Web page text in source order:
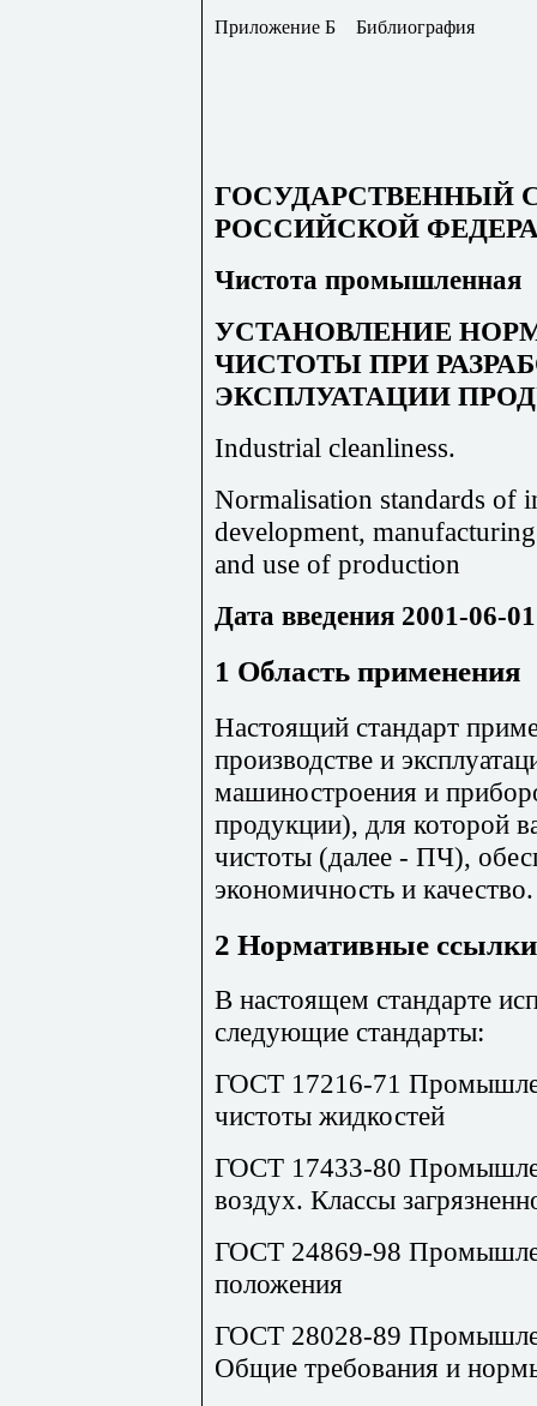
Приложение Б Библиография
ГОСУДАРСТВЕННЫЙ
РОССИЙСКОЙ
Чистота промышленная
УСТАНОВЛЕНИЕ
ЧИСТОТЫ ПРИ
ЭКСПЛУАТАЦИИ
Industrial cleanliness.
Normalisation standards of
development, manufacturing
and use of production
Дата введения 2001-06-01
1 Область применения
Настоящий стандарт
производстве и
машиностроения и
продукции), для которой
чистоты (далее - ПЧ),
экономичность и качество.
2 Нормативные ссылки
В настоящем стандарте
следующие стандарты:
ГОСТ 17216-71
чистоты жидкостей
ГОСТ 17433-80
воздух. Классы
ГОСТ 24869-98
положения
ГОСТ 28028-89
Общие требования и